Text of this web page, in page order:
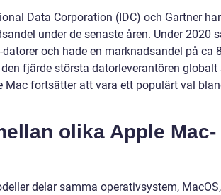
Data Corporation (IDC) och Gartner
under de senaste åren. Under 2020
och hade en marknadsandel på ca
fjärde största datorleverantören globalt
Mac fortsätter att vara ett populärt val
olika Apple Mac-
delar samma operativsystem,